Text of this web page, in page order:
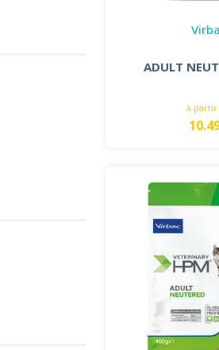
ADULT
à partir